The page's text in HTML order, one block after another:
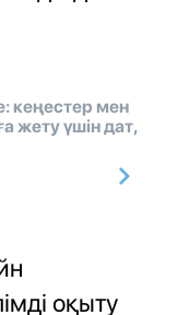
кеңестер мен
жету үшін дат,
оқыту